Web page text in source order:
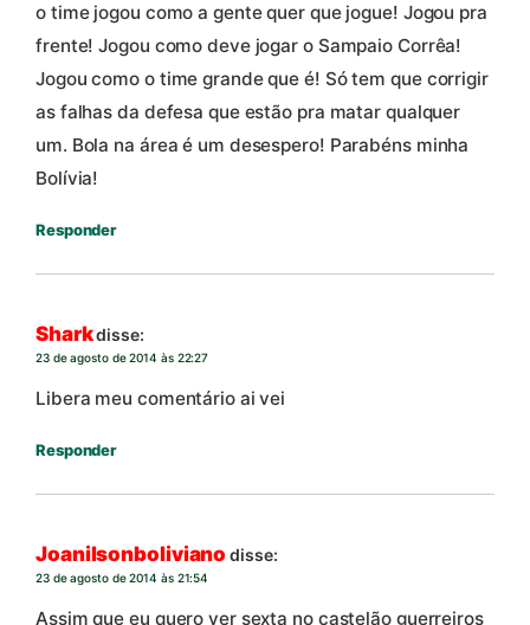
o time jogou como a gente quer que jogue! Jogou pra
frente! Jogou como deve jogar o Sampaio Corrêa!
Jogou como o time grande que é! Só tem que corrigir
as falhas da defesa que estão pra matar qualquer
um. Bola na área é um desespero! Parabéns minha
Bolívia!
Responder
Sharkdisse:
23 de agosto de 2014 às 22:27
Libera meu comentário ai vei
Responder
Joanilsonboliviano disse:
23 de agosto de 2014 às 21:54
Assim que eu quero ver sexta no castelão guerreiros